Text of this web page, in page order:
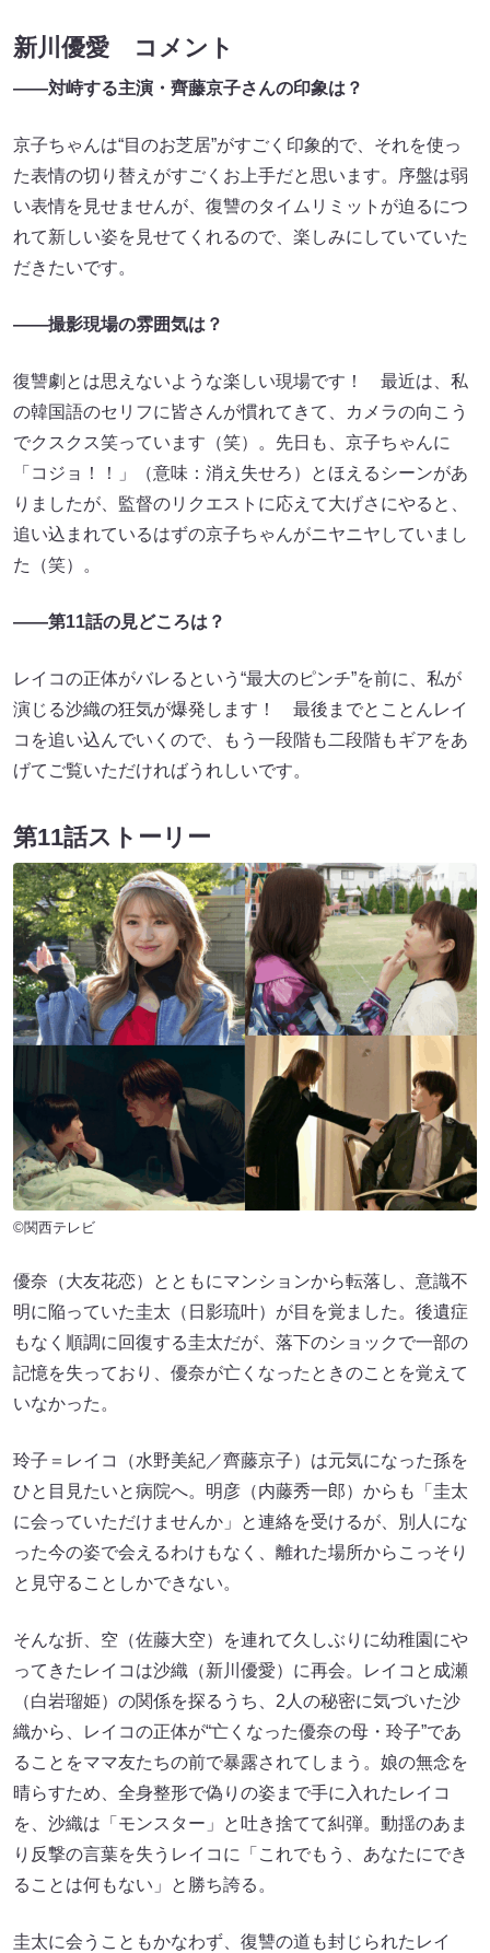
新川優愛 コメント
――対峙する主演・齊藤京子さんの印象は？
京子ちゃんは“目のお芝居”がすごく印象的で、それを使っ
た表情の切り替えがすごくお上手だと思います。序盤は弱
い表情を見せませんが、復讐のタイムリミットが迫るにつ
れて新しい姿を見せてくれるので、楽しみにしていていた
だきたいです。
――撮影現場の雰囲気は？
復讐劇とは思えないような楽しい現場です！ 最近は、私
の韓国語のセリフに皆さんが慣れてきて、カメラの向こう
でクスクス笑っています（笑）。先日も、京子ちゃんに
「コジョ！！」（意味：消え失せろ）とほえるシーンがあ
りましたが、監督のリクエストに応えて大げさにやると、
追い込まれているはずの京子ちゃんがニヤニヤしていまし
た（笑）。
――第11話の見どころは？
レイコの正体がバレるという“最大のピンチ”を前に、私が
演じる沙織の狂気が爆発します！ 最後までとことんレイ
コを追い込んでいくので、もう一段階も二段階もギアをあ
げてご覧いただければうれしいです。
第11話ストーリー
©関西テレビ
優奈（大友花恋）とともにマンションから転落し、意識不
明に陥っていた圭太（日影琉叶）が目を覚ました。後遺症
もなく順調に回復する圭太だが、落下のショックで一部の
記憶を失っており、優奈が亡くなったときのことを覚えて
いなかった。
玲子＝レイコ（水野美紀／齊藤京子）は元気になった孫を
ひと目見たいと病院へ。明彦（内藤秀一郎）からも「圭太
に会っていただけませんか」と連絡を受けるが、別人にな
った今の姿で会えるわけもなく、離れた場所からこっそり
と見守ることしかできない。
そんな折、空（佐藤大空）を連れて久しぶりに幼稚園にや
ってきたレイコは沙織（新川優愛）に再会。レイコと成瀬
（白岩瑠姫）の関係を探るうち、2人の秘密に気づいた沙
織から、レイコの正体が“亡くなった優奈の母・玲子”であ
ることをママ友たちの前で暴露されてしまう。娘の無念を
晴らすため、全身整形で偽りの姿まで手に入れたレイコ
を、沙織は「モンスター」と吐き捨てて糾弾。動揺のあま
り反撃の言葉を失うレイコに「これでもう、あなたにでき
ることは何もない」と勝ち誇る。
圭太に会うこともかなわず、復讐の道も封じられたレイ